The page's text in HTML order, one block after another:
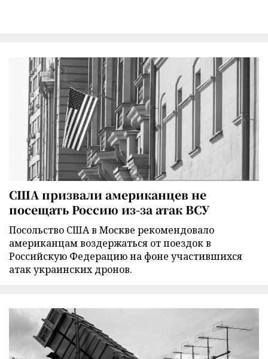
США призвали американцев не
посещать Россию из-за атак ВСУ
Посольство США в Москве рекомендовало
американцам воздержаться от поездок в
Российскую Федерацию на фоне участившихся
атак украинских дронов.